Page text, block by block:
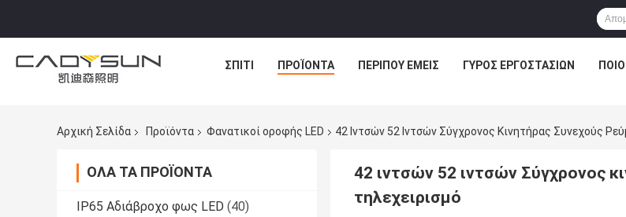
ΣΠΊΤΙ ΠΡΟΪΌΝΤΑ ΠΕΡΊΠΟΥ ΕΜΕΊΣ ΓΎΡΟΣ ΕΡΓΟΣΤΑΣΊΩΝ
Αρχική Σελίδα Προϊόντα Φανατικοί οροφής LED 42 Ιντσών 52 Ιντσών Σύγχρονος Κινητήρας Συνεχούς
ΌΛΑ ΤΑ ΠΡΟΪΌΝΤΑ
IP65 Αδιάβροχο φως LED (40)
42 ιντσών 52 ιντσών Σύγχρονος
τηλεχειρισμό